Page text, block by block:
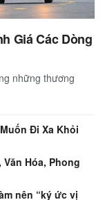
Giá Các Dòng
những thương
Đi Xa Khỏi
Hóa, Phong
nên “ký ức vị